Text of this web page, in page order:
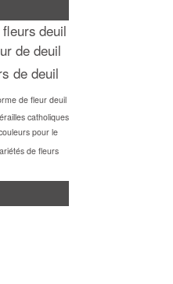
deuil
de deuil
de deuil
de fleur deuil
catholiques
pour le
de fleurs